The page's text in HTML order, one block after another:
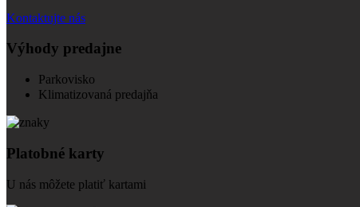
Kontaktujte nás
Výhody predajne
Parkovisko
Klimatizovaná predajňa
Platobné karty
U nás môžete platiť kartami